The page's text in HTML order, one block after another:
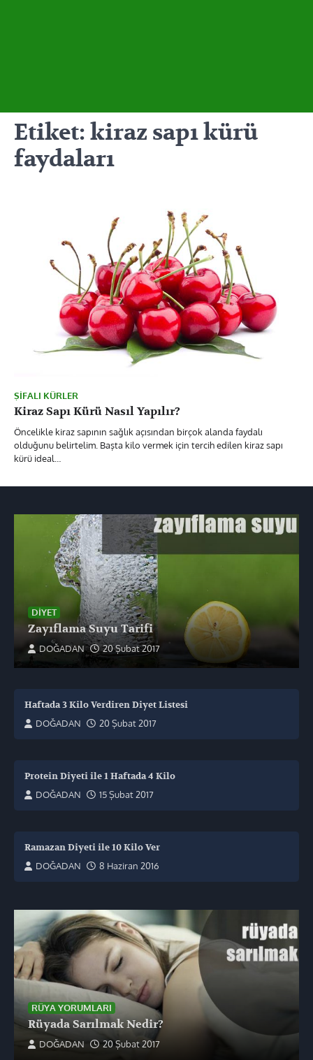
Etiket: kiraz sapı kürü
faydaları
ŞIFALI KÜRLER
Kiraz Sapı Kürü Nasıl Yapılır?
Öncelikle kiraz sapının sağlık açısından birçok alanda faydalı
olduğunu belirtelim. Başta kilo vermek için tercih edilen kiraz sapı
kürü ideal…
DIYET
Zayıflama Suyu Tarifi
DOĞADAN 20 Şubat 2017
Haftada 3 Kilo Verdiren Diyet Listesi
DOĞADAN
20 Şubat 2017
Protein Diyeti ile 1 Haftada 4 Kilo
DOĞADAN
15 Şubat 2017
Ramazan Diyeti ile 10 Kilo Ver
DOĞADAN
8 Haziran 2016
RÜYA YORUMLARI
Rüyada Sarılmak Nedir?
DOĞADAN 20 Şubat 2017